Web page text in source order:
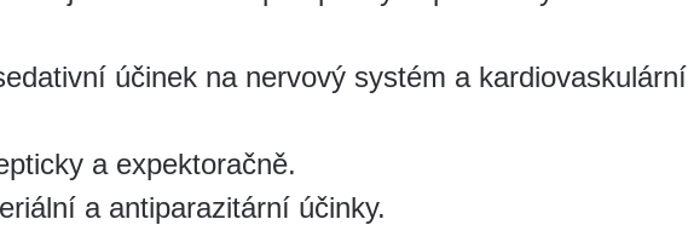
účinek na nervový systém a kardiovaskulární
a expektoračně.
a antiparazitární účinky.